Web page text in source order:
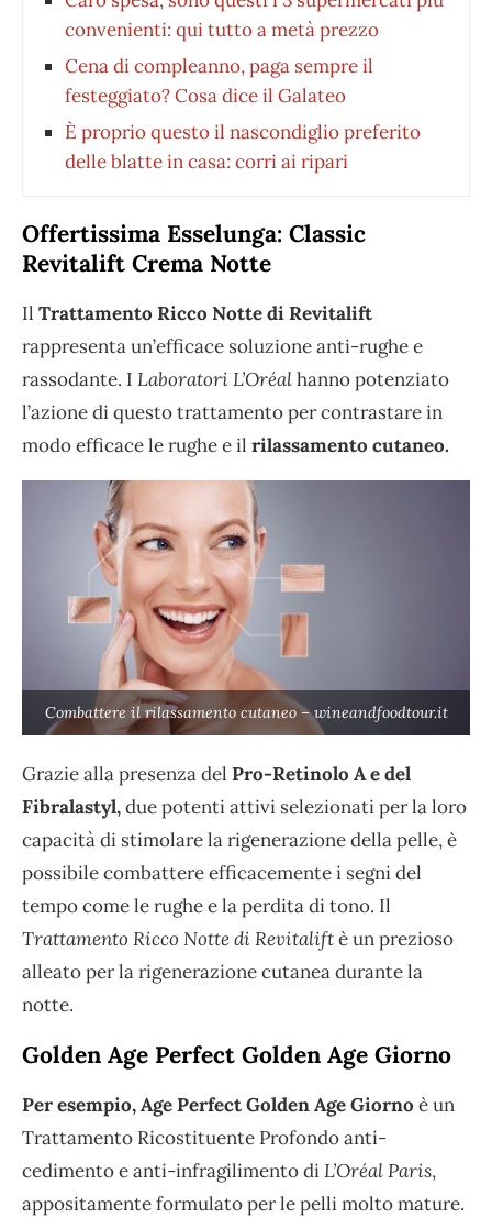
convenienti: qui tutto a metà prezzo
Cena di compleanno, paga sempre il
festeggiato? Cosa dice il Galateo
È proprio questo il nascondiglio preferito
delle blatte in casa: corri ai ripari
Offertissima Esselunga: Classic
Revitalift Crema Notte
Il Trattamento Ricco Notte di Revitalift
rappresenta un’efficace soluzione anti-rughe e
rassodante. I Laboratori L’Oréalhanno potenziato
l’azione di questo trattamento per contrastare in
modo efficace le rughe e il rilassamento cutaneo.
Combattere il rilassamento cutaneo – wineandfoodtour.it
Grazie alla presenza del Pro-Retinolo A e del
Fibralastyl,due potenti attivi selezionati per la loro
capacità di stimolare la rigenerazione della pelle, è
possibile combattere efficacemente i segni del
tempo come le rughe e la perdita di tono. Il
Trattamento Ricco Notte di Revitaliftè un prezioso
alleato per la rigenerazione cutanea durante la
notte.
Golden Age Perfect Golden Age Giorno
Per esempio, Age Perfect Golden Age Giorno è un
Trattamento Ricostituente Profondo anti-
cedimento e anti-infragilimento diL’Oréal Paris,
appositamente formulato per le pelli molto mature.